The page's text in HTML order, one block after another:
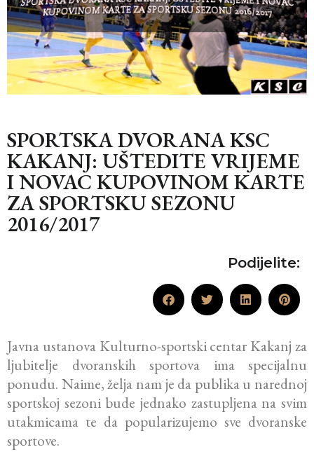
SPORTSKA DVORANA KSC
KAKANJ: UŠTEDITE VRIJEME
I NOVAC KUPOVINOM KARTE
ZA SPORTSKU SEZONU
2016/2017
Podijelite:
Javna ustanova Kulturno-sportski centar Kakanj za
ljubitelje dvoranskih sportova ima specijalnu
ponudu. Naime, želja nam je da publika u narednoj
sportskoj sezoni bude jednako zastupljena na svim
utakmicama te da popularizujemo sve dvoranske
sportove.